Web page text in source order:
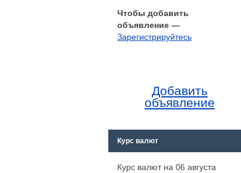
Чтобы добавить
объявление —
Зарегистрируйтесь
Добавить
объявление
Курс валют
Курс валют на 06 августа